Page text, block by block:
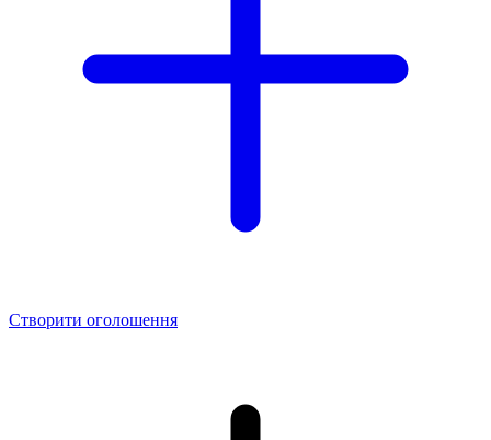
Створити оголошення